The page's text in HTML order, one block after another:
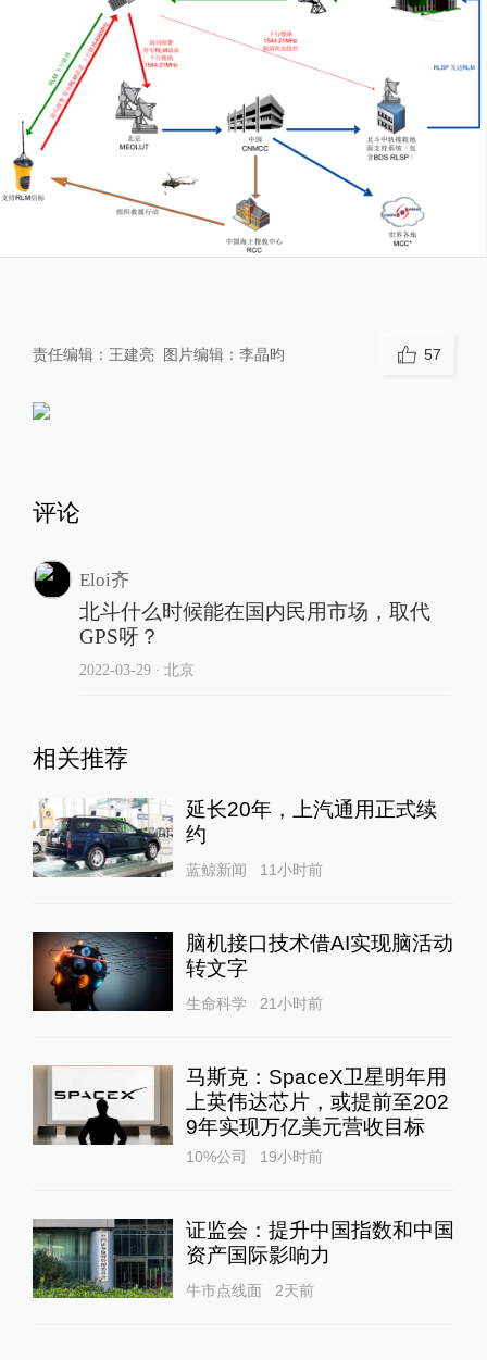
责任编辑： 王建亮 图片编辑： 李晶昀 57
评论
Eloi齐
北斗什么时候能在国内民用市场，取代
GPS呀？
2022-03-29∙ 北京
相关推荐
延长20年，上汽通用正式续
约
蓝鲸新闻 11小时前
脑机接口技术借AI实现脑活动
转文字
生命科学 21小时前
马斯克：SpaceX卫星明年用
上英伟达芯片，或提前至202
9年实现万亿美元营收目标
10%公司 19小时前
证监会：提升中国指数和中国
资产国际影响力
牛市点线面 2天前